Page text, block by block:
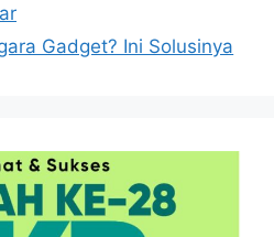
Gadget? Ini Solusinya